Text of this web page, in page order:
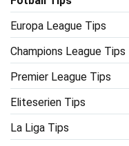
Europa League Tips
Champions League Tips
Premier League Tips
Eliteserien Tips
La Liga Tips